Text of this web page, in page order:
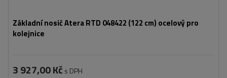
Základní nosič Atera RTD 048422 (122 cm) ocelový pro
kolejnice
3 927,00 Kč s DPH